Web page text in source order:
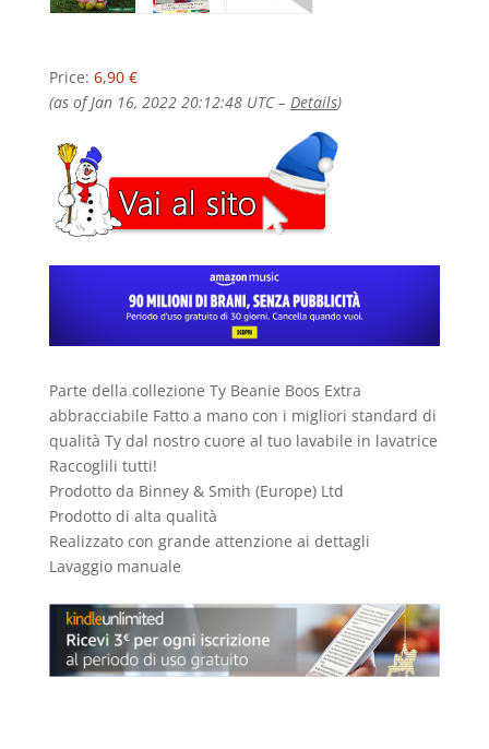
Price: 6,90 €
(as of Jan 16, 2022 20:12:48 UTC – Details)
Parte della collezione Ty Beanie Boos Extra
abbracciabile Fatto a mano con i migliori standard di
qualità Ty dal nostro cuore al tuo lavabile in lavatrice
Raccoglili tutti!
Prodotto da Binney & Smith (Europe) Ltd
Prodotto di alta qualità
Realizzato con grande attenzione ai dettagli
Lavaggio manuale